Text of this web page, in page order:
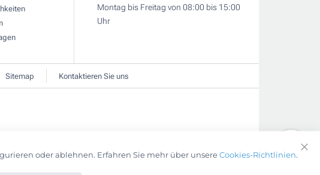
Montag bis Freitag von 08:00 bis 15:00
Uhr
Sitemap Kontaktieren Sie uns
oder ablehnen. Erfahren Sie mehr über unsereCookies-Richtlinien.